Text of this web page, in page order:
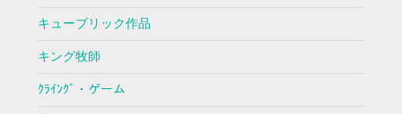
キューブリック作品
キング牧師
ｸﾗｲﾝｸﾞ・ゲーム